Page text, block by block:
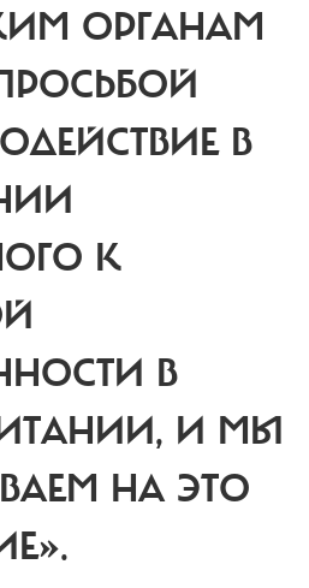
ОРГАНАМ
В
К
В
И МЫ
НА ЭТО